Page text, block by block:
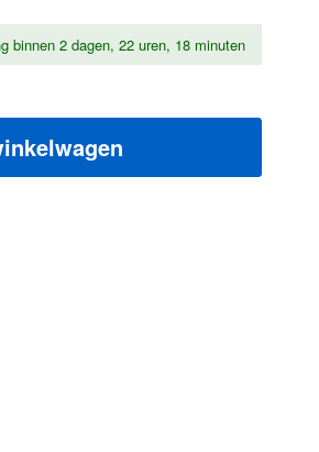
binnen 2 dagen, 22 uren, 18 minuten